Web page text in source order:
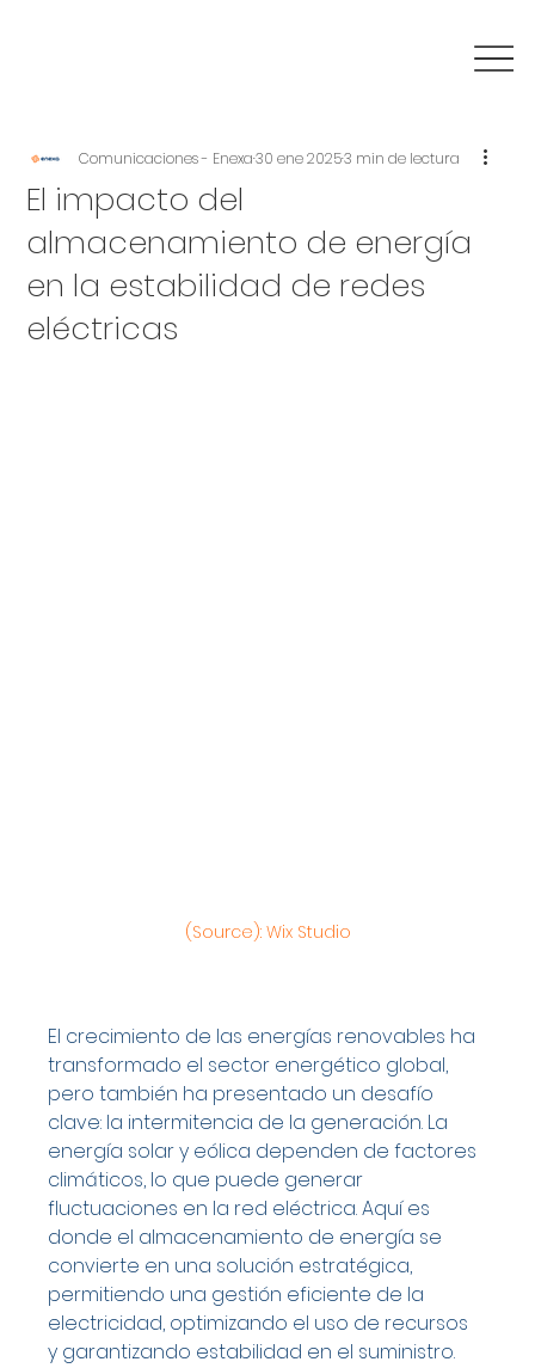
El impacto del
almacenamiento de energía
en la estabilidad de redes
eléctricas
Comunicaciones - Enexa30 ene 20253 min de lectura
(Source): Wix Studio
El crecimiento de las energías renovables ha
transformado el sector energético global,
pero también ha presentado un desafío
clave: la intermitencia de la generación. La
energía solar y eólica dependen de factores
climáticos, lo que puede generar
fluctuaciones en la red eléctrica. Aquí es
donde el almacenamiento de energía se
convierte en una solución estratégica,
permitiendo una gestión eficiente de la
electricidad, optimizando el uso de recursos
y garantizando estabilidad en el suministro.